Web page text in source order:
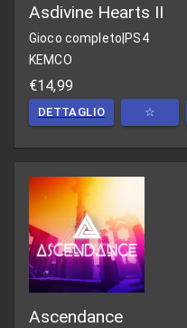
Asdivine Hearts II
Gioco completo|PS4
KEMCO
€14,99
DETTAGLIO ☆
Ascendance